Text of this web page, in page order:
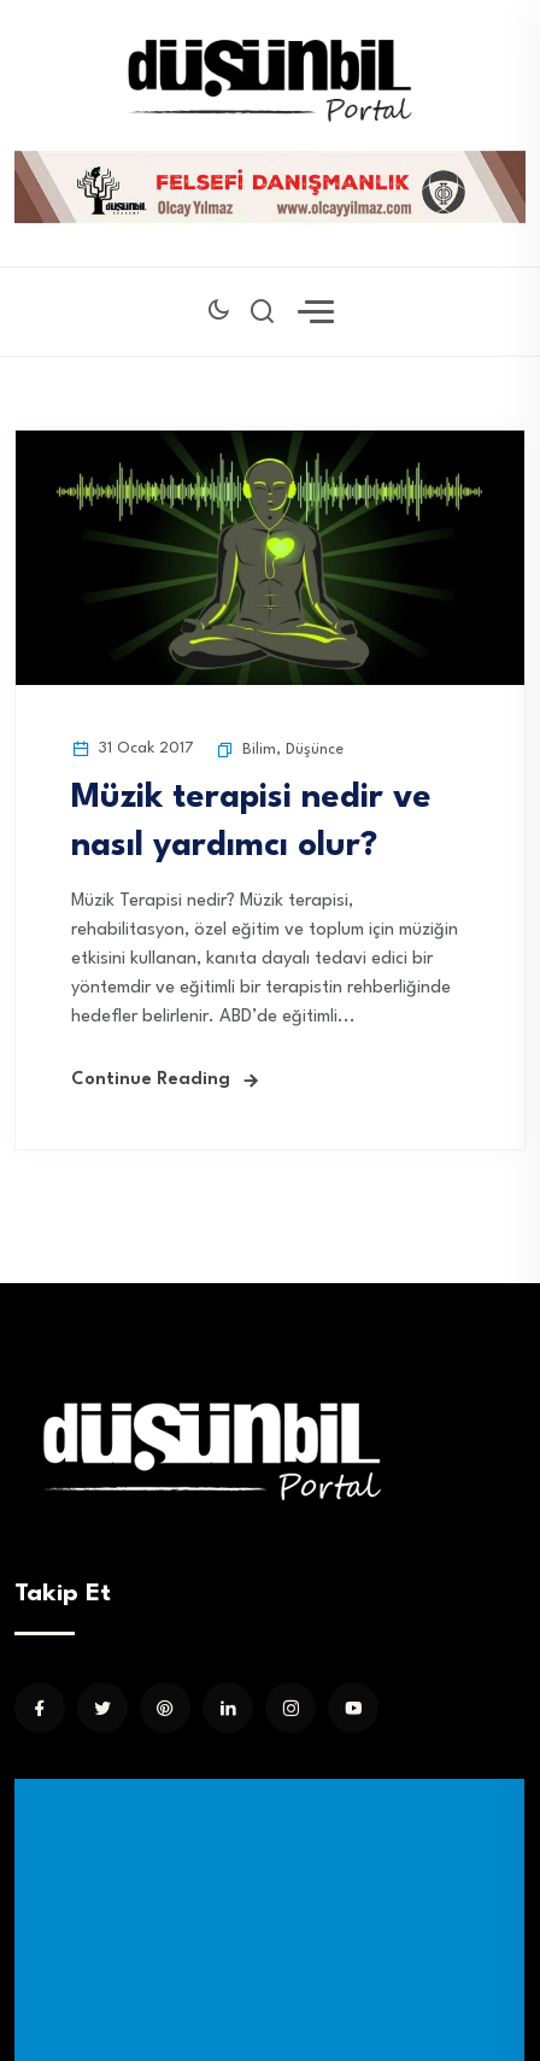
31 Ocak 2017 Bilim, Düşünce
Müzik terapisi nedir ve
nasıl yardımcı olur?
Müzik Terapisi nedir? Müzik terapisi,
rehabilitasyon, özel eğitim ve toplum için müziğin
etkisini kullanan, kanıta dayalı tedavi edici bir
yöntemdir ve eğitimli bir terapistin rehberliğinde
hedefler belirlenir. ABD’de eğitimli...
Continue Reading
Takip Et